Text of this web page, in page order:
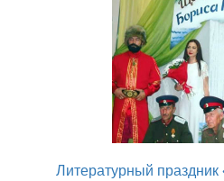
Литературный праздник